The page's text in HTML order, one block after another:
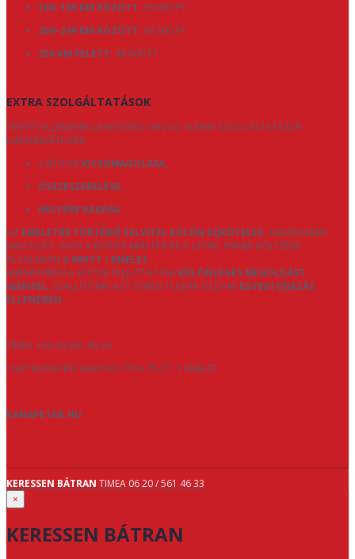
100–199 KM KÖZÖTT: 39.000 FT
200–249 KM KÖZÖTT: 43.000 FT
250 KM FELETT: 48.000 FT
EXTRA SZOLGÁLTATÁSOK
TÉRÍTÉS ELLENÉBEN LEHETŐSÉG VAN AZ ALÁBBI SZOLGÁLTATÁSOK
IGÉNYBEVÉTELÉRE:
A BÚTOR KICSOMAGOLÁSA,
ÖSSZESZERELÉSE,
HELYÉRE RAKÁSA.
AZ EMELETRE TÖRTÉNŐ FELVITEL KÜLÖN DÍJKÖTELES, AMENNYIBEN
NINCS LIFT, VAGY A BÚTOR NEM FÉR BE A LIFTBE. ENNEK KÖLTSÉGE
ÁLTALÁBAN 2.000 FT / EMELET.
AMENNYIBEN A BÚTOR FELJUTTATÁSA KÜLÖNLEGES MEGOLDÁST
IGÉNYEL, SZÁLLÍTÓINK AZT IS MEG TUDJÁK OLDANI EGYEDI DÍJAZÁS
ELLENÉBEN.
TÍMEA +36 20 561 46 33
1047 BUDAPEST BAROSS UTCA 75-77. 1 EMELET
KANAPETAR.HU
KERESSEN BÁTRAN TIMEA 06 20 / 561 46 33
×
KERESSEN BÁTRAN